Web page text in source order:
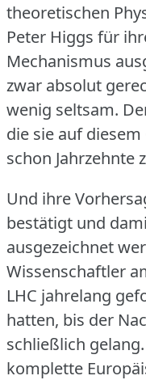
theoretischen
Peter Higgs für
Mechanismus
zwar absolut
wenig seltsam.
die sie auf
schon Jahrzehnte
Und ihre
bestätigt und
ausgezeichnet
Wissenschaftler
LHC jahrelang
hatten, bis der
schließlich gelang.
komplette